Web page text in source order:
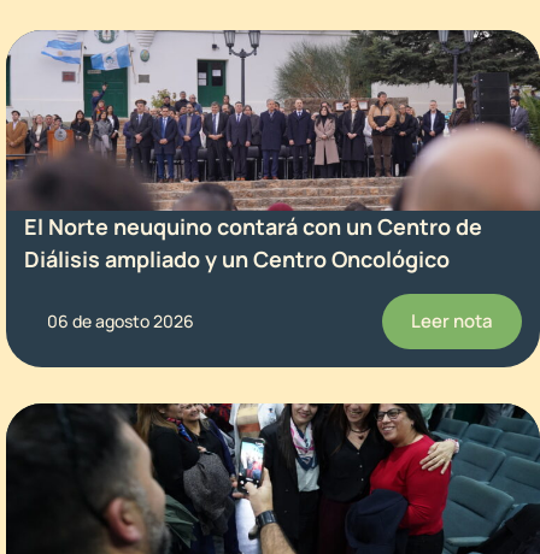
El Norte neuquino contará con un Centro de
Diálisis ampliado y un Centro Oncológico
06 de agosto 2026 Leer nota